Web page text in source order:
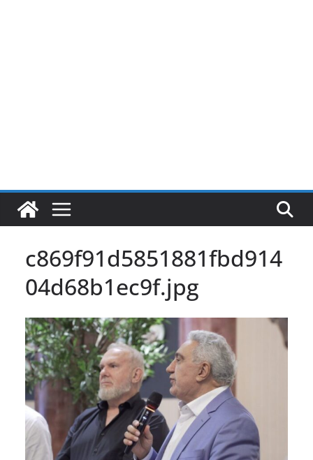
c869f91d5851881fbd914
04d68b1ec9f.jpg